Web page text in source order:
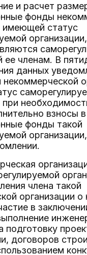
и расчет
фонды
имеющей статус
ее членам. В
данных
некоммерческой
при
взносы в
фонды такой
члена такой
организации о
в
подготовку
договоров